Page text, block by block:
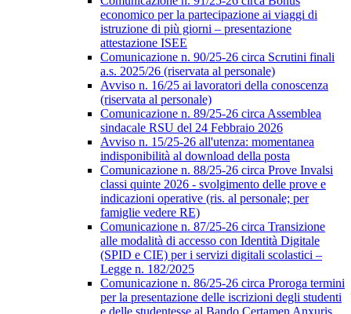
economico per la partecipazione ai viaggi di
istruzione di più giorni – presentazione
attestazione ISEE
Comunicazione n. 90/25-26 circa Scrutini finali
a.s. 2025/26 (riservata al personale)
Avviso n. 16/25 ai lavoratori della conoscenza
(riservata al personale)
Comunicazione n. 89/25-26 circa Assemblea
sindacale RSU del 24 Febbraio 2026
Avviso n. 15/25-26 all'utenza: momentanea
indisponibilità al download della posta
Comunicazione n. 88/25-26 circa Prove Invalsi
classi quinte 2026 - svolgimento delle prove e
indicazioni operative (ris. al personale; per
famiglie vedere RE)
Comunicazione n. 87/25-26 circa Transizione
alle modalità di accesso con Identità Digitale
(SPID e CIE) per i servizi digitali scolastici –
Legge n. 182/2025
Comunicazione n. 86/25-26 circa Proroga termini
per la presentazione delle iscrizioni degli studenti